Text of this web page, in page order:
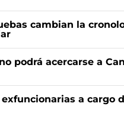
cambian la
podrá acercarse a
a cargo